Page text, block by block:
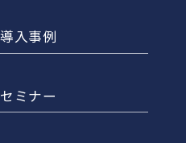
導入事例
セミナー